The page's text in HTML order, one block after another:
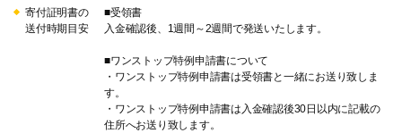
寄付証明書の
送付時期目安
■受領書
入金確認後、1週間～2週間で発送いたします。
■ワンストップ特例申請書について
・ワンストップ特例申請書は受領書と一緒にお送り致しま
す。
・ワンストップ特例申請書は入金確認後30日以内に記載の
住所へお送り致します。